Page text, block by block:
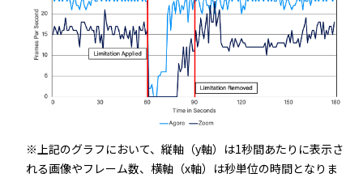
※上記のグラフにおいて、縦軸（y軸）は1秒間あたりに表示さ
れる画像やフレーム数、横軸（x軸）は秒単位の時間となりま